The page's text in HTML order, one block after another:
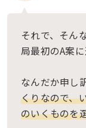
それで、そん
局最初のA案
なんだか申し
くりなので、
のいくものを